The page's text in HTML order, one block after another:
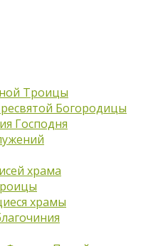
Троицы
Богородицы
Господня
храма
храмы